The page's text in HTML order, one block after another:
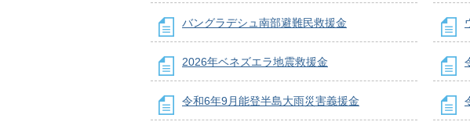
バングラデシュ南部避難民救援金
2026年ベネズエラ地震救援金
令和6年9月能登半島大雨災害義援金